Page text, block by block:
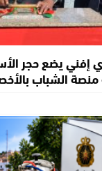
إفني يضع حجر
الشباب